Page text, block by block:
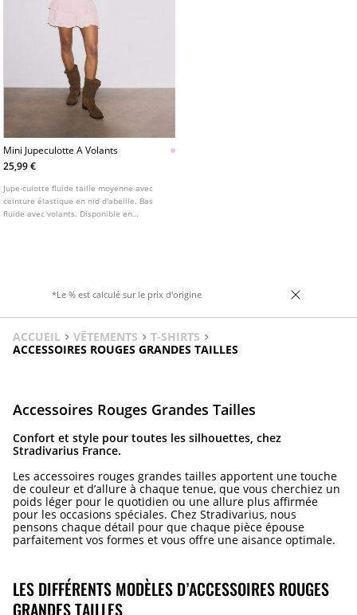
Mini Jupeculotte A Volants
25,99 €
Jupe-culotte fluide taille moyenne avec
ceinture élastique en nid d'abeille. Bas
fluide avec volants. Disponible en
*Le % est calculé sur le prix d'origine
ACCUEIL VÊTEMENTS
T-SHIRTS
ACCESSOIRES ROUGES GRANDES TAILLES
Accessoires Rouges Grandes Tailles
Confort et style pour toutes les silhouettes, chez
Stradivarius France.
Les accessoires rouges grandes tailles apportent une touche
de couleur et d’allure à chaque tenue, que vous cherchiez un
poids léger pour le quotidien ou une allure plus affirmée
pour les occasions spéciales. Chez Stradivarius, nous
pensons chaque détail pour que chaque pièce épouse
parfaitement vos formes et vous offre une aisance optimale.
LES DIFFÉRENTS MODÈLES D’ACCESSOIRES ROUGES
GRANDES TAILLES